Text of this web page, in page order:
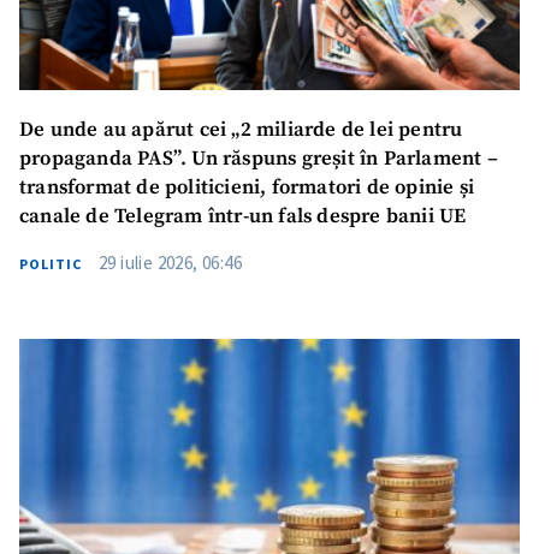
De unde au apărut cei „2 miliarde de lei pentru
propaganda PAS”. Un răspuns greșit în Parlament –
transformat de politicieni, formatori de opinie și
canale de Telegram într-un fals despre banii UE
POLITIC 29 iulie 2026, 06:46